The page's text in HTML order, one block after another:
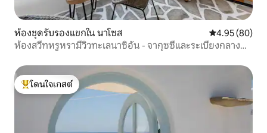
ห้องชุดรับรองแขกใน นาโซส คะแนนเฉลี่ย
4.95 (80)
ห้องสวีทหรูหรามีวิวทะเลนาซิอัน - จากุซซี่และระเบียงกลาง
โดนใจเกสต์ที่สุด
โดนใจเกสต์